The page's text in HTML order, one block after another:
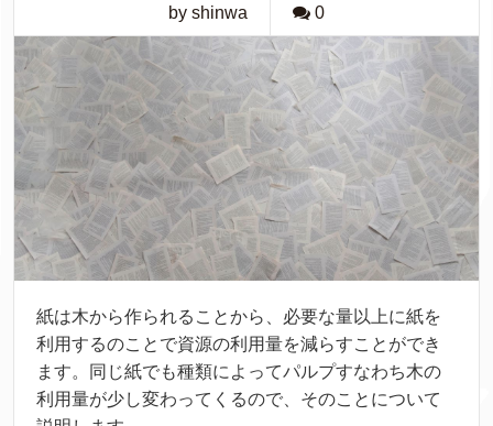
by shinwa 0
紙は木から作られることから、 必要な量以上に紙を
利用するのことで資源の利用量を減らすことができ
ます。
同 じ紙でも種類によってパルプすなわち木の
利用量が少し変わってくるので、そのことについて